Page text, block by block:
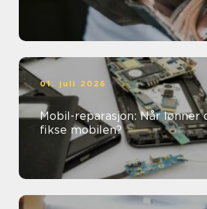
01. juli 2026
Mobil-reparasjon: Når lønner
fikse mobilen?